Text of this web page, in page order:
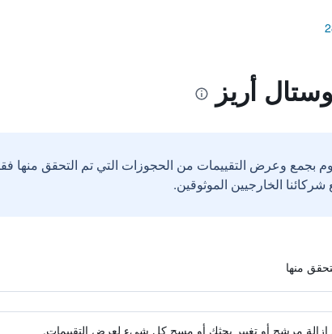
أريز
بجمع وعرض التقييمات من الحجوزات التي تم التحقق منها
إزالة مرشح أو تغيير بحثك أو مسح كل شيء لعرض التقييمات.